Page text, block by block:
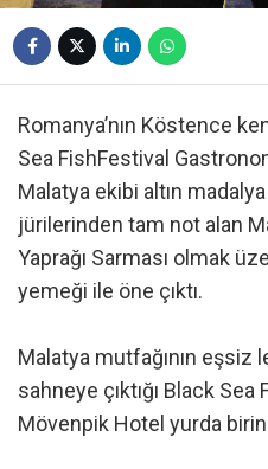
Romanya’nın Köstence
Sea FishFestival
Malatya ekibi altın
jürilerinden tam not alan
Yaprağı Sarması olmak
yemeği ile öne çıktı.
Malatya mutfağının eşsiz
sahneye çıktığı Black Sea
Mövenpik Hotel yurda